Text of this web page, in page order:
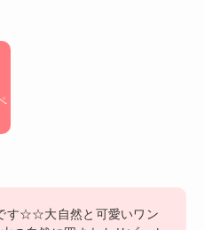
す☆☆大自然と可愛いワン